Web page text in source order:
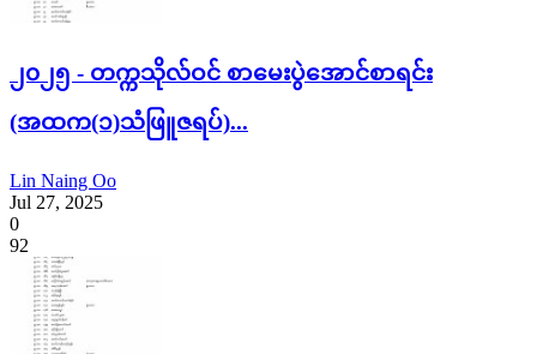
၂၀၂၅ - တက္ကသိုလ်ဝင် စာမေးပွဲအောင်စာရင်း
(အထက(၁)သံဖြူဇရပ်)...
Lin Naing Oo
Jul 27, 2025
0
92